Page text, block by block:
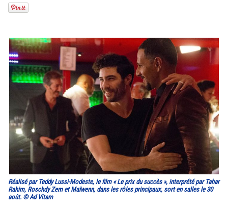
Réalisé par Teddy Lussi-Modeste, le film « Le prix du succès », interprété par Tahar
Rahim, Roschdy Zem et Maïwenn, dans les rôles principaux, sort en salles le 30
août. © Ad Vitam